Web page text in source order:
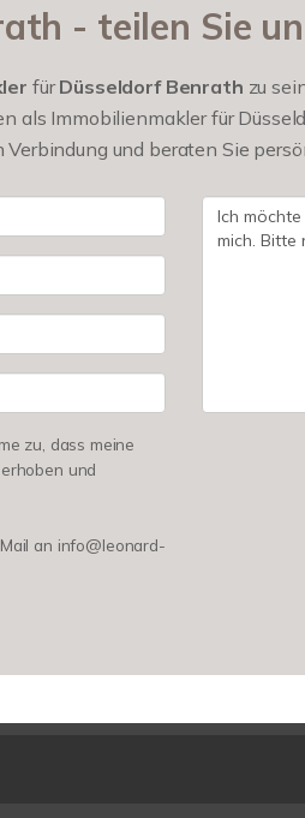
- teilen Sie
fürDüsseldorf Benrath zu
als Immobilienmakler für
und beraten Sie
zu, dass meine
und
an info@leonard-